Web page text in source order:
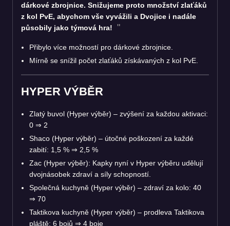
dárkové zbrojnice. Snižujeme proto množství zlaťáků
z kol PvE, abychom vše vyvážili a Dvojice i nadále
působily jako týmová hra!
Přibylo více možností pro dárkové zbrojnice.
Mírně se snížil počet zlaťáků získávaných z kol PvE.
HYPER VÝBĚR
Zlatý buvol (Hyper výběr) – zvýšení za každou aktivaci:
0 ⇒ 2
Shaco (Hyper výběr) – útočné poškození za každé
zabití: 1,5 % ⇒ 2,5 %
Zac (Hyper výběr): Kapky nyní v Hyper výběru udělují
dvojnásobek zdraví a síly schopností.
Společná kuchyně (Hyper výběr) – zdraví za kolo: 40
⇒ 70
Taktikova kuchyně (Hyper výběr) – prodleva Taktikova
pláště: 6 bojů ⇒ 4 boje